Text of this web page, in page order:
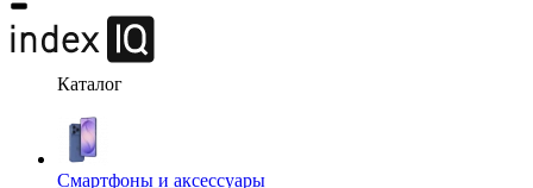
Каталог
Смартфоны и аксессуары